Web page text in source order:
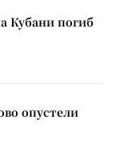
Кубани погиб
опустели